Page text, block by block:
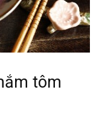
tôm